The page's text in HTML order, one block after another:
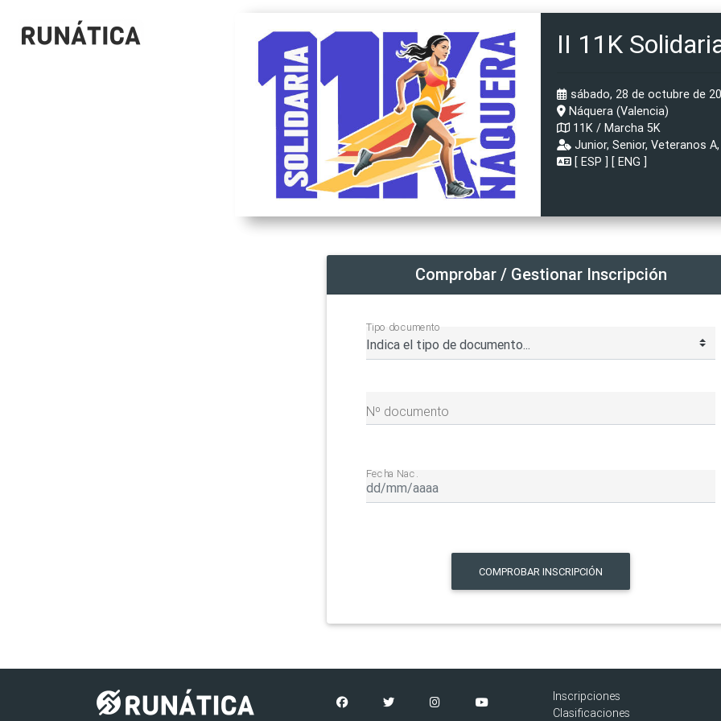
II 11K
sábado, 28 de octubre de
Náquera (Valencia)
11K / Marcha 5K
Junior, Senior, Veteranos
[ ESP ] [ ENG ]
Comprobar / Gestionar Inscripción
Tipo documento
Nº documento
Fecha Nac.
COMPROBAR INSCRIPCIÓN
Inscripciones
Clasificaciones